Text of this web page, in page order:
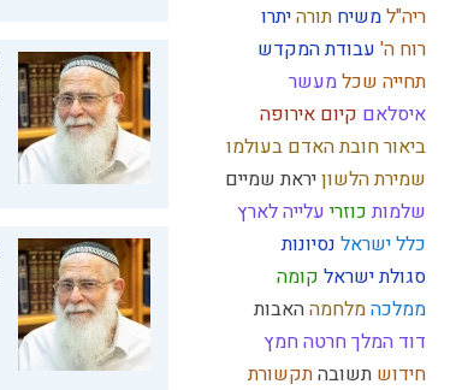
ריה"למשיח תורהיתרו
רוח ה' עבודת המקדש
תחייה שכלמעשר
איסלאם קיום אירופה
ביאור חובת האדם בעולמו
שמירת הלשוןיראת שמיים
שלמות כוזרי עלייה לארץ
כלל ישראל נסיונות
סגולת ישראל קומה
ממלכהמלחמההאבות
דוד המלך חרטה חמץ
חידוש תשובהתקשורת